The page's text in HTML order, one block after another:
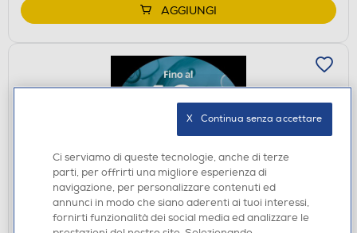
AGGIUNGI
SPAZZOLINI ELETTRICI
PHILIPS - Idropulsore HX3826/33-Nero
Ci serviamo di queste tecnologie, anche di terze
parti, per offrirti una migliore esperienza di
navigazione, per personalizzare contenuti ed
annunci in modo che siano aderenti ai tuoi interessi,
fornirti funzionalità dei social media ed analizzare le
X   Continua senza accettare